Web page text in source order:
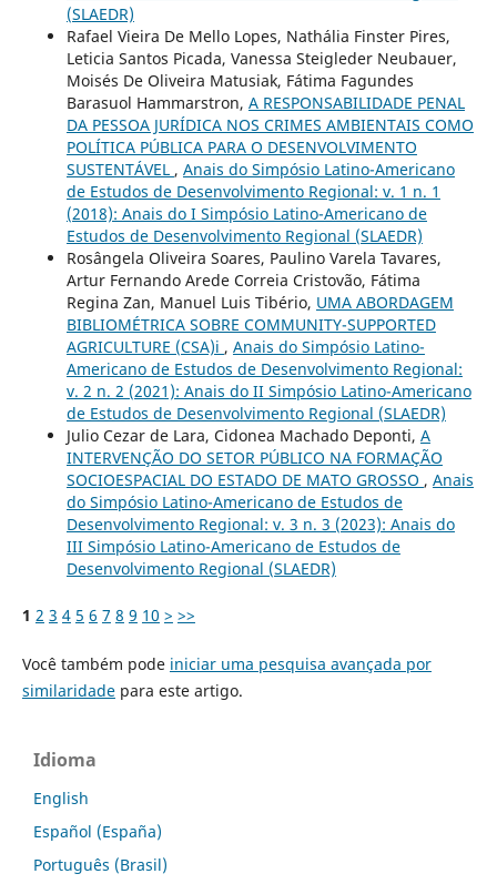
(SLAEDR)
Rafael Vieira De Mello Lopes, Nathália Finster Pires,
Leticia Santos Picada, Vanessa Steigleder Neubauer,
Moisés De Oliveira Matusiak, Fátima Fagundes
Barasuol Hammarstron, A RESPONSABILIDADE PENAL
DA PESSOA JURÍDICA NOS CRIMES AMBIENTAIS COMO
POLÍTICA PÚBLICA PARA O DESENVOLVIMENTO
SUSTENTÁVEL , Anais do Simpósio Latino-Americano
de Estudos de Desenvolvimento Regional: v. 1 n. 1
(2018): Anais do I Simpósio Latino-Americano de
Estudos de Desenvolvimento Regional (SLAEDR)
Rosângela Oliveira Soares, Paulino Varela Tavares,
Artur Fernando Arede Correia Cristovão, Fátima
Regina Zan, Manuel Luis Tibério, UMA ABORDAGEM
BIBLIOMÉTRICA SOBRE COMMUNITY-SUPPORTED
AGRICULTURE (CSA)i , Anais do Simpósio Latino-
Americano de Estudos de Desenvolvimento Regional:
v. 2 n. 2 (2021): Anais do II Simpósio Latino-Americano
de Estudos de Desenvolvimento Regional (SLAEDR)
Julio Cezar de Lara, Cidonea Machado Deponti, A
INTERVENÇÃO DO SETOR PÚBLICO NA FORMAÇÃO
SOCIOESPACIAL DO ESTADO DE MATO GROSSO , Anais
do Simpósio Latino-Americano de Estudos de
Desenvolvimento Regional: v. 3 n. 3 (2023): Anais do
III Simpósio Latino-Americano de Estudos de
Desenvolvimento Regional (SLAEDR)
1 2 3 4 5 6 7 8 9 10 > >>
Você também pode iniciar uma pesquisa avançada por
similaridadepara este artigo.
Idioma
English
Español (España)
Português (Brasil)